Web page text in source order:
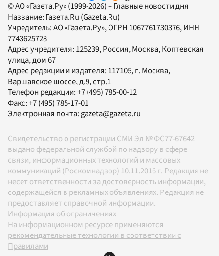
© АО «Газета.Ру» (1999-2026) – Главные новости дня
Название: Газета.Ru (Gazeta.Ru)
Учредитель:АО «Газета.Ру», ОГРН 1067761730376, ИНН
7743625728
Адрес учредителя: 125239, Россия, Москва, Коптевская
улица, дом 67
Адрес редакции и издателя: 117105, г. Москва,
Варшавское шоссе, д.9, стр.1
Телефон редакции:+7 (495) 785-00-12
Факс:+7 (495) 785-17-01
Электронная почта:gazeta@gazeta.ru
Свидетельство о регистрации СМИ Эл № ФС77-67642
выдано федеральной службой по надзору в сфере
связи, информационных технологий и массовых
коммуникаций (Роскомнадзор) 10.11.2016 г. Редакция не
несет ответственности за достоверность информации,
содержащейся в рекламных объявлениях. Редакция не
предоставляет справочной информации.
Информация об ограничениях
На информационном ресурсе применяются
рекомендательные технологии в соответствии с
Правилами